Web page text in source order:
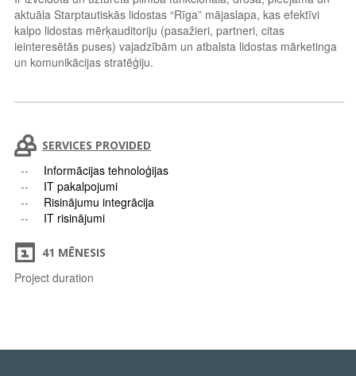
aktuāla Starptautiskās lidostas “Rīga” mājaslapa, kas efektīvi
kalpo lidostas mērķauditoriju (pasažieri, partneri, citas
ieinteresētās puses) vajadzībām un atbalsta lidostas mārketinga
un komunikācijas stratēģiju.
SERVICES PROVIDED
Informācijas tehnoloģijas
IT pakalpojumi
Risinājumu integrācija
IT risinājumi
41 MĒNESIS
Project duration